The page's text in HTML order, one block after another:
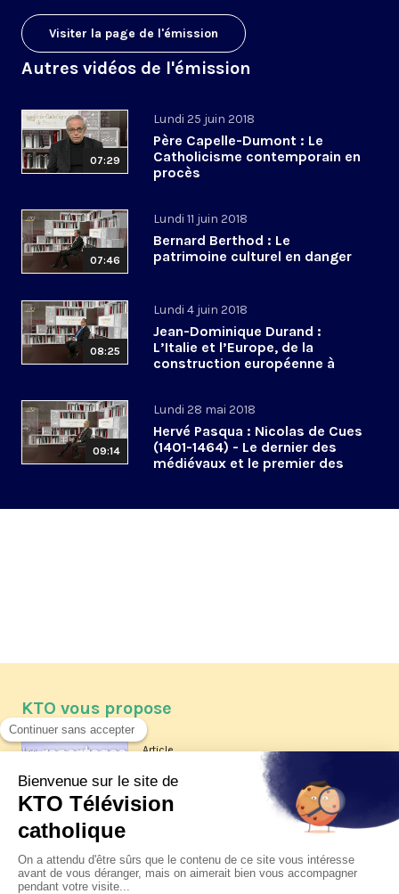
Visiter la page de l'émission
Autres vidéos de l'émission
07:29
Lundi 25 juin 2018
Père Capelle-Dumont : Le
Catholicisme contemporain en
procès
07:46
Lundi 11 juin 2018
Bernard Berthod : Le
patrimoine culturel en danger
08:25
Lundi 4 juin 2018
Jean-Dominique Durand :
L’Italie et l’Europe, de la
construction européenne à
09:14
Lundi 28 mai 2018
Hervé Pasqua : Nicolas de Cues
(1401-1464) - Le dernier des
médiévaux et le premier des
KTO vous propose
Article
Les reportages d'été 2026 de KTO
La visite pastorale du pape Léon
XIV à Assise à suivre sur KTO le
jeudi 6 août